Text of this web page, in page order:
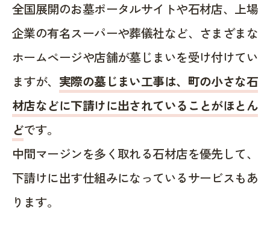
全国展開のお墓ポータルサイトや石材店、上場
企業の有名スーパーや葬儀社など、さまざまな
ホームページや店舗が墓じまいを受け付けてい
ますが、 実際の墓じまい工事は、町の小さな石
材店などに下請けに出されていることがほとん
どです。
中間マージンを多く取れる石材店を優先して、
下請けに出す仕組みになっているサービスもあ
ります。